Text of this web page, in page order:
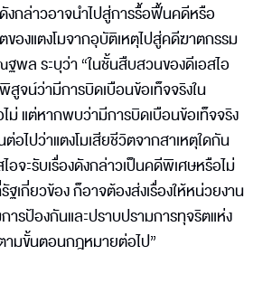
กล่าวอาจนำไปสู่การรื้อฟื้นคดีหรือ
ของแตงโมจากอุบัติเหตุไปสู่คดีฆาตกรรม
พล ระบุว่า “ในชั้นสืบสวนของดีเอสไอ
สูจน์ว่ามีการบิดเบือนข้อเท็จจริงใน
ม่ แต่หากพบว่ามีการบิดเบือนข้อเท็จจริง
อไปว่าแตงโมเสียชีวิตจากสาเหตุใดกัน
จะรับเรื่องดังกล่าวเป็นคดีพิเศษหรือไม่
เกี่ยวข้อง ก็อาจต้องส่งเรื่องให้หน่วยงาน
รป้องกันและปราบปรามการทุจริตแห่ง
ามขั้นตอนกฎหมายต่อไป”